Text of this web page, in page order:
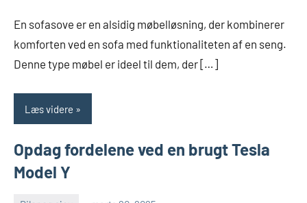
En sofasove er en alsidig møbelløsning, der kombinerer
komforten ved en sofa med funktionaliteten af en seng.
Denne type møbel er ideel til dem, der […]
Læs videre
Opdag fordelene ved en brugt Tesla
Model Y